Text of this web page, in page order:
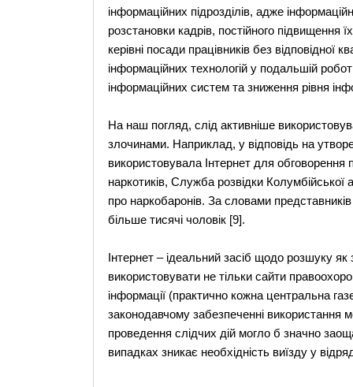
інформаційних підрозділів, адже
розстановки кадрів, постійного
керівні посади працівників без відповідної
інформаційних технологій у подальшій
інформаційних систем та зниження рівня
На наш погляд, слід активніше
злочинами. Наприклад, у відповідь на
використовувала Інтернет для
наркотиків, Служба розвідки Колумбійської
про наркобаронів. За словами
більше тисячі чоловік [9].
Інтернет – ідеальний засіб щодо розшуку
використовувати не тільки сайти
інформації (практично кожна центральна
законодавчому забезпеченні використання
проведення слідчих дій могло б значно
випадках зникає необхідність виїзду у